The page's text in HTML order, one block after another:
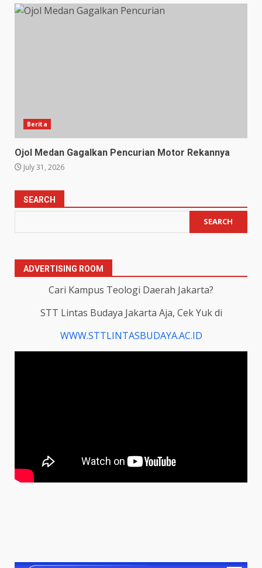
Berita
Ojol Medan Gagalkan Pencurian Motor Rekannya
July 31, 2026
SEARCH
SEARCH
ADVERTISING ROOM
Cari Kampus Teologi Daerah Jakarta?
STT Lintas Budaya Jakarta Aja, Cek Yuk di
WWW.STTLINTASBUDAYA.AC.ID